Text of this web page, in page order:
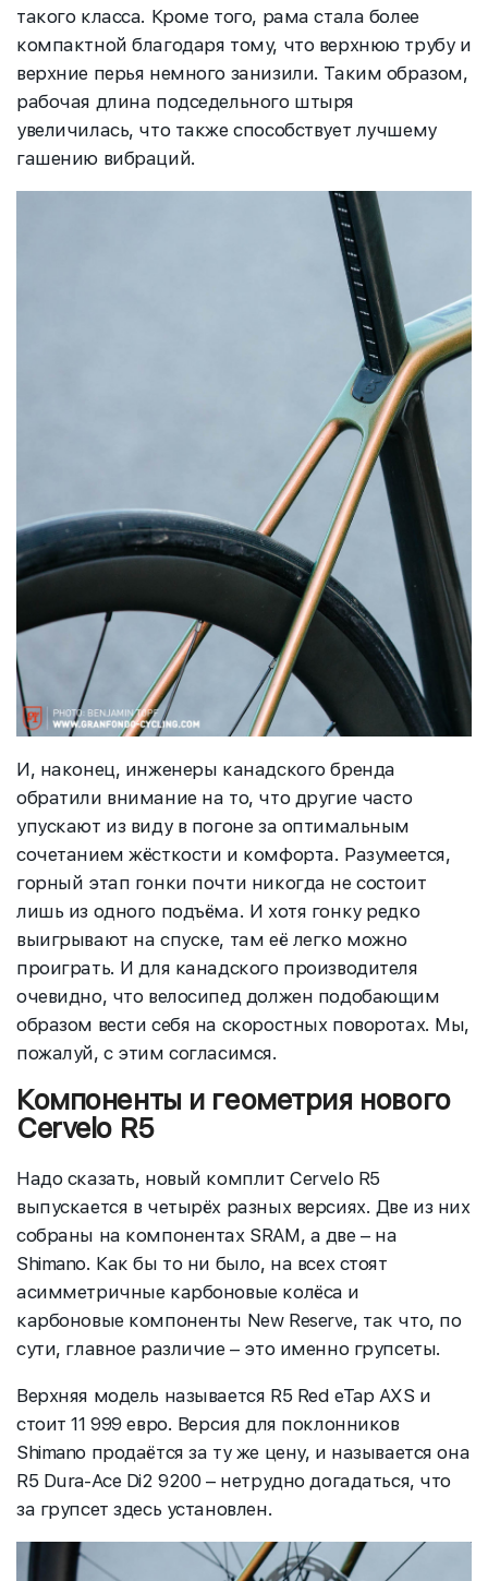
такого класса. Кроме того, рама стала более
компактной благодаря тому, что верхнюю трубу и
верхние перья немного занизили. Таким образом,
рабочая длина подседельного штыря
увеличилась, что также способствует лучшему
гашению вибраций.
И, наконец, инженеры канадского бренда
обратили внимание на то, что другие часто
упускают из виду в погоне за оптимальным
сочетанием жёсткости и комфорта. Разумеется,
горный этап гонки почти никогда не состоит
лишь из одного подъёма. И хотя гонку редко
выигрывают на спуске, там её легко можно
проиграть. И для канадского производителя
очевидно, что велосипед должен подобающим
образом вести себя на скоростных поворотах. Мы,
пожалуй, с этим согласимся.
Компоненты и геометрия нового
Cervelo R5
Надо сказать, новый комплит Cervelo R5
выпускается в четырёх разных версиях. Две из них
собраны на компонентах SRAM, а две – на
Shimano. Как бы то ни было, на всех стоят
асимметричные карбоновые колёса и
карбоновые компоненты New Reserve, так что, по
сути, главное различие – это именно групсеты.
Верхняя модель называется R5 Red eTap AXS и
стоит 11 999 евро. Версия для поклонников
Shimano продаётся за ту же цену, и называется она
R5 Dura-Ace Di2 9200 – нетрудно догадаться, что
за групсет здесь установлен.